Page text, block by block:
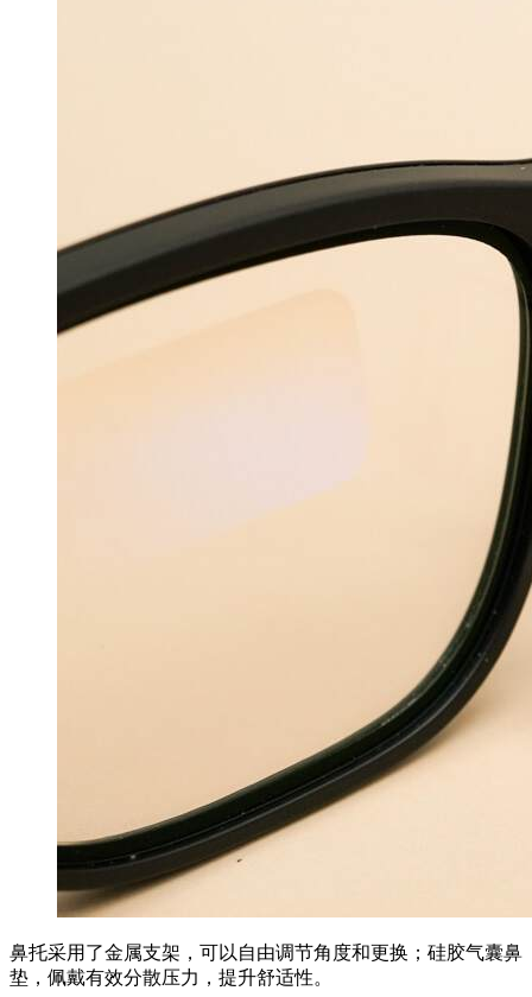
鼻托采用了金属支架，可以自由调节角度和更换；硅胶气囊鼻
垫，佩戴有效分散压力，提升舒适性。